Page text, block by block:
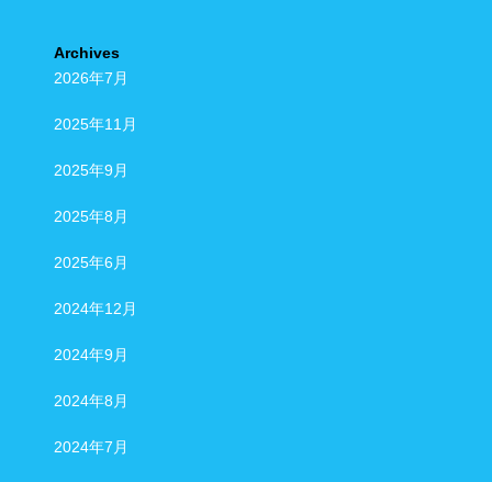
Archives
2026年7月
2025年11月
2025年9月
2025年8月
2025年6月
2024年12月
2024年9月
2024年8月
2024年7月